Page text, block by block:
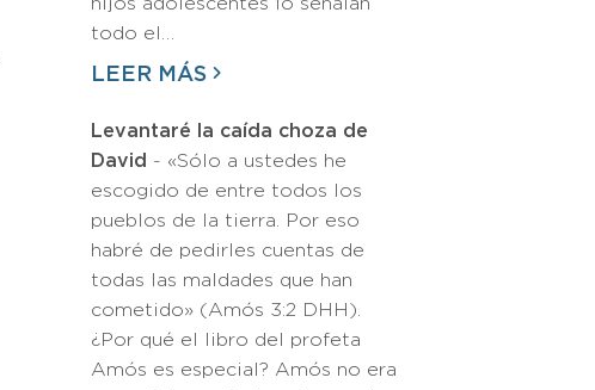
hijos adolescentes lo señalan
todo el…
LEER MÁS
Levantaré la caída choza de
David - «Sólo a ustedes he
escogido de entre todos los
pueblos de la tierra. Por eso
habré de pedirles cuentas de
todas las maldades que han
cometido» (Amós 3:2 DHH).
¿Por qué el libro del profeta
Amós es especial? Amós no era